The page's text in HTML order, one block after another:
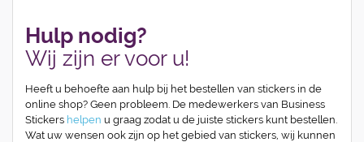
Hulp nodig?
Wij zijn er voor u!
Heeft u behoefte aan hulp bij het bestellen van stickers in de
online shop? Geen probleem. De medewerkers van Business
Stickers helpen u graag zodat u de juiste stickers kunt bestellen.
Wat uw wensen ook zijn op het gebied van stickers, wij kunnen